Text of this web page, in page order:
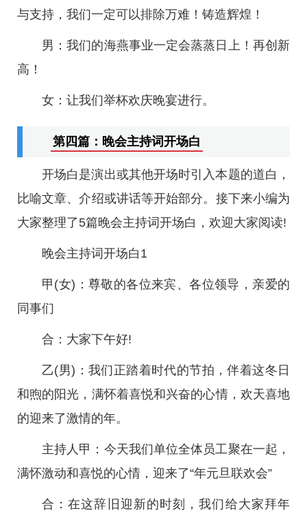
与支持，我们一定可以排除万难！铸造辉煌！
男：我们的海燕事业一定会蒸蒸日上！再创新
高！
女：让我们举杯欢庆晚宴进行。
第四篇：晚会主持词开场白
开场白是演出或其他开场时引入本题的道白，
比喻文章、介绍或讲话等开始部分。接下来小编为
大家整理了5篇晚会主持词开场白，欢迎大家阅读!
晚会主持词开场白1
甲(女)：尊敬的各位来宾、各位领导，亲爱的
同事们
合：大家下午好!
乙(男)：我们正踏着时代的节拍，伴着这冬日
和煦的阳光，满怀着喜悦和兴奋的心情，欢天喜地
的迎来了激情的年。
主持人甲：今天我们单位全体员工聚在一起，
满怀激动和喜悦的心情，迎来了“年元旦联欢会”
合：在这辞旧迎新的时刻，我们给大家拜年